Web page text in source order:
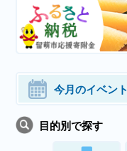
今月のイベント
目的別で探す